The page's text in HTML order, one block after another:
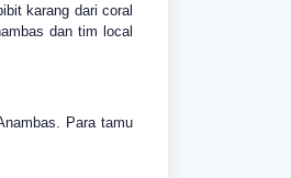
karang dari coral
dan tim local
Para tamu